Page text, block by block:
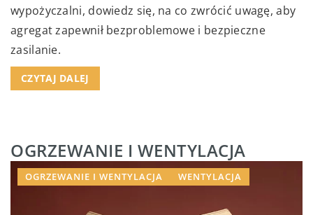
wypożyczalni, dowiedz się, na co zwrócić uwagę, aby
agregat zapewnił bezproblemowe i bezpieczne
zasilanie.
CZYTAJ DALEJ
OGRZEWANIE I WENTYLACJA
OGRZEWANIE I WENTYLACJA WENTYLACJA